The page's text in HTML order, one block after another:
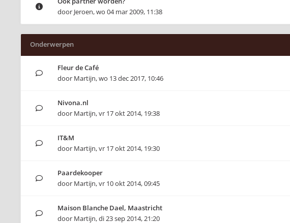
door Jeroen,wo 04 mar 2009, 11:38
Onderwerpen
Fleur de Café
door Martijn,wo 13 dec 2017, 10:46
Nivona.nl
door Martijn,vr 17 okt 2014, 19:38
IT&M
door Martijn,vr 17 okt 2014, 19:30
Paardekooper
door Martijn,vr 10 okt 2014, 09:45
Maison Blanche Dael, Maastricht
door Martijn,di 23 sep 2014, 21:20